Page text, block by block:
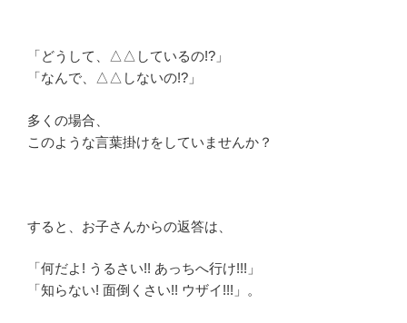
「どうして、△△しているの!?」
「なんで、△△しないの!?」
多くの場合、
このような言葉掛けをしていませんか？
すると、お子さんからの返答は、
「何だよ! うるさい!! あっちへ行け!!!」
「知らない! 面倒くさい!! ウザイ!!!」。